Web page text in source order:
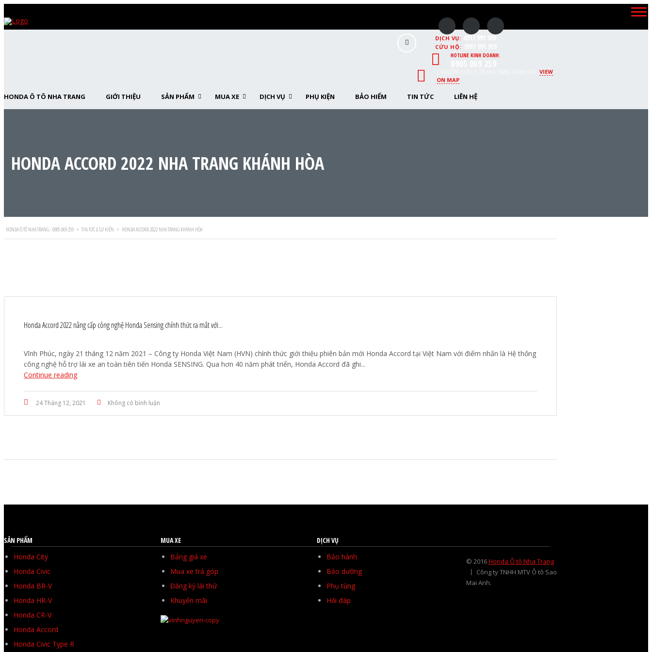
DỊCH VỤ: 0917 991 926
CỨU HỘ:
HOTLINE KINH DOANH:
VIEW
ON MAP
HONDA Ô TÔ NHA TRANG GIỚI THIỆU SẢN PHẨM MUA XE DỊCH VỤ PHỤ KIỆN BẢO HIỂM TIN TỨC LIÊN HỆ
HONDA ACCORD 2022 NHA TRANG KHÁNH HÒA
HONDA Ô TÔ NHA TRANG - 0905 069 259 > TIN TỨC & SỰ KIỆN > HONDA ACCORD 2022 NHA TRANG KHÁNH HÒA
Honda Accord 2022 nâng cấp công nghệ Honda Sensing chính thức ra mắt với...
Vĩnh Phúc, ngày 21 tháng 12 năm 2021 – Công ty Honda Việt Nam (HVN) chính thức giới thiệu phiên bản mới Honda Accord tại Việt Nam với điểm nhấn là Hệ thống
công nghệ hỗ trợ lái xe an toàn tiên tiến Honda SENSING. Qua hơn 40 năm phát triển, Honda Accord đã ghi...
Continue reading
24 Tháng 12, 2021 Không có bình luận
SẢN PHẨM
Honda City
Honda Civic
Honda BR-V
Honda HR-V
Honda CR-V
Honda Accord
Honda Civic Type R
MUA XE
Bảng giá xe
Mua xe trả góp
Đăng ký lái thử
Khuyến mãi
DỊCH VỤ
Bảo hành
Bảo dưỡng
Phụ tùng
Hỏi đáp
© 2016Honda Ô tô Nha Trang
Công ty TNHH MTV Ô tô Sao
Mai Anh.